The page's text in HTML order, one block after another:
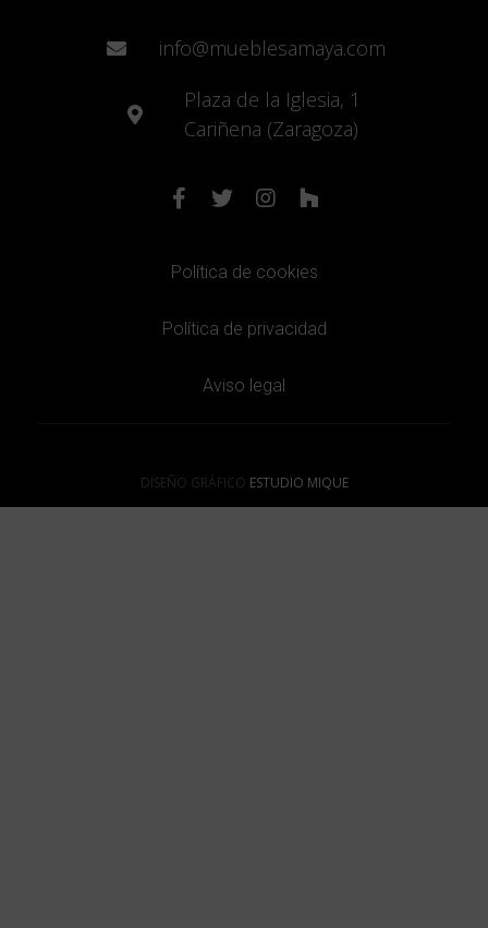
info@mueblesamaya.com
Plaza de la Iglesia, 1
Cariñena (Zaragoza)
Política de cookies
Política de privacidad
Aviso legal
DISEÑO GRÁFICO ESTUDIO MIQUE